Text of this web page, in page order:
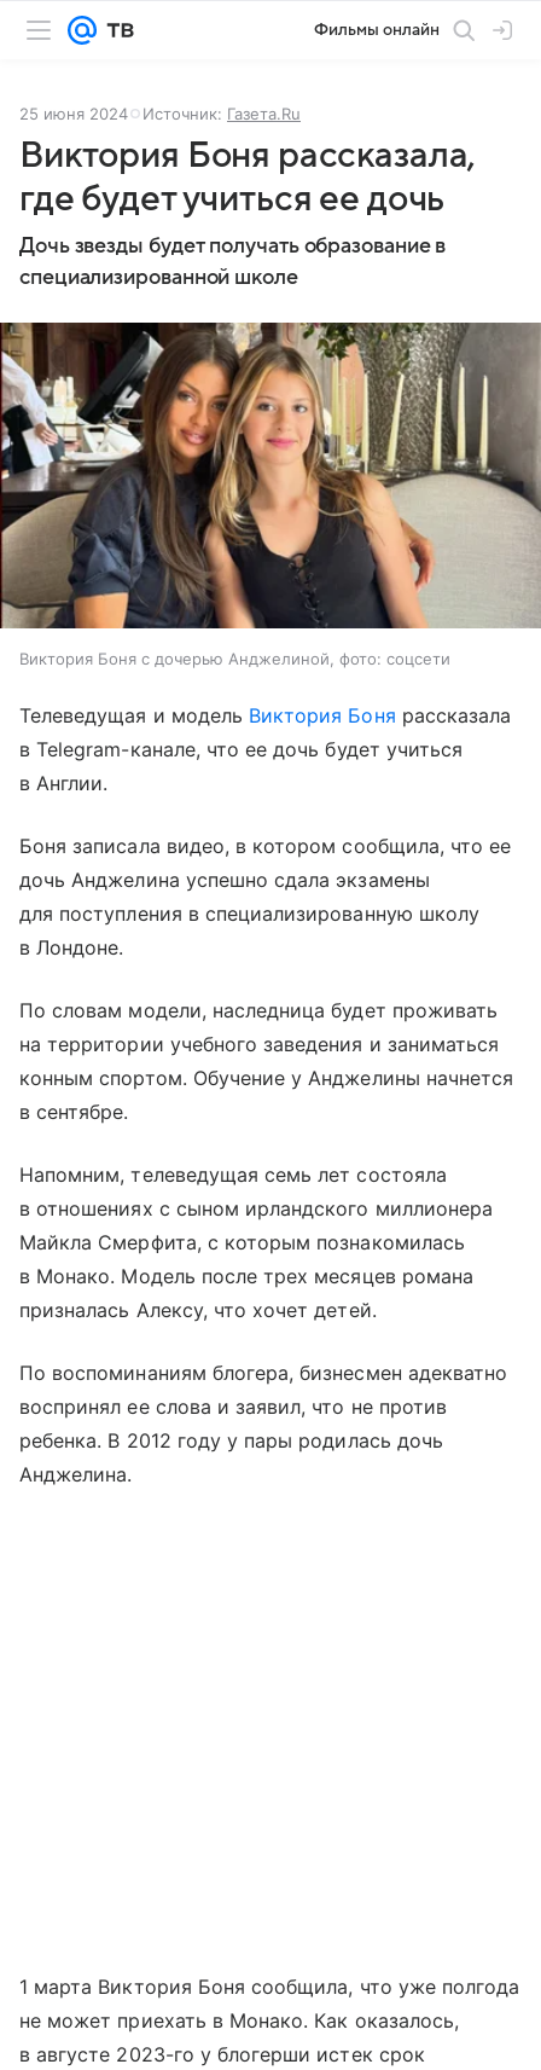
Фильмы онлайн
25 июня 2024 Источник: Газета.Ru
Виктория Боня рассказала,
где будет учиться ее дочь
Дочь звезды будет получать образование в
специализированной школе
Виктория Боня с дочерью Анджелиной, фото: соцсети
Телеведущая и модель Виктория Боня рассказала
в Telegram-канале, что ее дочь будет учиться
в Англии.
Боня записала видео, в котором сообщила, что ее
дочь Анджелина успешно сдала экзамены
для поступления в специализированную школу
в Лондоне.
По словам модели, наследница будет проживать
на территории учебного заведения и заниматься
конным спортом. Обучение у Анджелины начнется
в сентябре.
Напомним, телеведущая семь лет состояла
в отношениях с сыном ирландского миллионера
Майкла Смерфита, с которым познакомилась
в Монако. Модель после трех месяцев романа
призналась Алексу, что хочет детей.
По воспоминаниям блогера, бизнесмен адекватно
воспринял ее слова и заявил, что не против
ребенка. В 2012 году у пары родилась дочь
Анджелина.
1 марта Виктория Боня сообщила, что уже полгода
не может приехать в Монако. Как оказалось,
в августе 2023-го у блогерши истек срок